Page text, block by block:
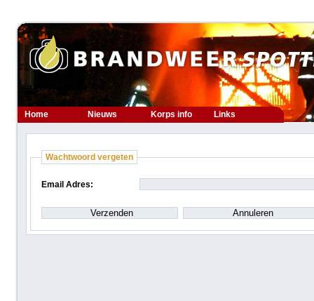
Home Nieuws Korps info Links
Wachtwoord vergeten
Email Adres: